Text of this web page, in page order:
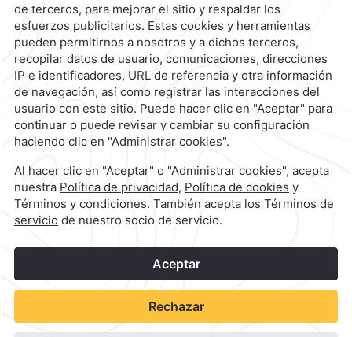
reservaciones@caminoreal.com
©2026 Grupo Camino Real
1